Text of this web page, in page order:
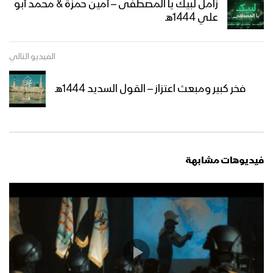
ميدان السبعين بالعاصمة صنعاء احتفاءً
بالمولد النبوي الشريف 12 ربيع الأول
ميادين الجهاد – حلقة بمناسبة المولد
النبوي الشريف من جبهة المزرق حجة –
مسير ضوئي لقوات الاحتياط والتدخل
المركزي احتفاءا بذكرى المولد النبوي
1447هـ
زامل لبيك يا المصطفى – أمين حمزة & محمد أبو
علي 1444هـ
الفيديو التالي
فخر كبير ومبعث اعتزاز – القول السديد 1444هـ
فيديوهات مشابهة